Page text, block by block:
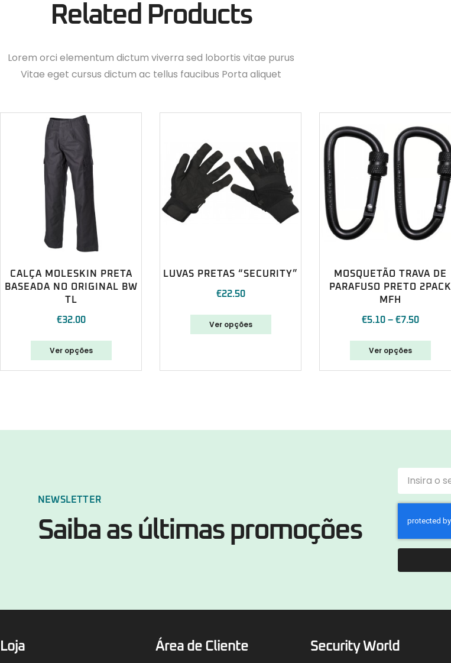
Related Products
Lorem orci elementum dictum viverra sed lobortis vitae purus
Vitae eget cursus dictum ac tellus faucibus Porta aliquet
CALÇA MOLESKIN PRETA
BASEADA NO ORIGINAL BW
TL
€32.00
Ver opções
LUVAS PRETAS “SECURITY”
€22.50
Ver opções
MOSQUETÃO TRAVA DE
PARAFUSO PRETO 2PACK
MFH
€5.10 – €7.50
Ver opções
NEWSLETTER
Saiba as últimas promoções
Loja Área de Cliente Security World